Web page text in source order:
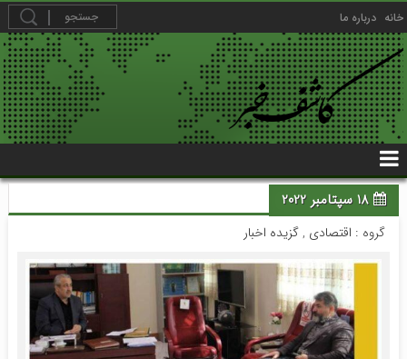
خانه درباره ما
18 سپتامبر 2022
گروه : اقتصادی ,گزیده اخبار